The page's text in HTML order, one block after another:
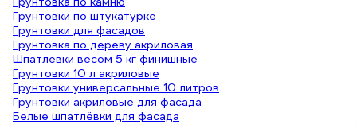
Грунтовки по штукатурке
Грунтовки для фасадов
Грунтовка по дереву акриловая
Шпатлевки весом 5 кг финишные
Грунтовки 10 л акриловые
Грунтовки универсальные 10 литров
Грунтовки акриловые для фасада
Белые шпатлёвки для фасада